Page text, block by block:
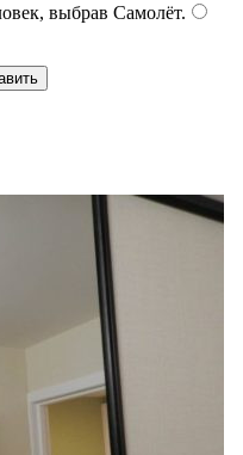
выбрав Самолёт.